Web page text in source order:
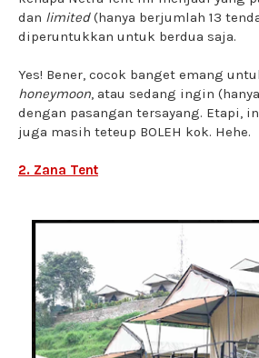
dan limited(hanya berjumlah 13
diperuntukkan untuk berdua saja.
Yes! Bener, cocok banget emang
honeymoon, atau sedang ingin
dengan pasangan tersayang. Etapi,
juga masih teteup BOLEH kok. Hehe.
2. Zana Tent